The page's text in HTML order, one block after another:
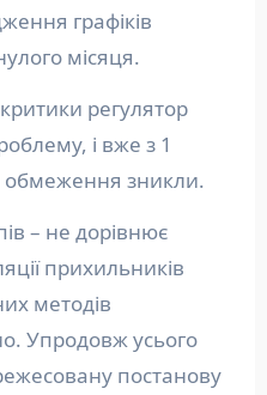
графіків
місяця.
регулятор
і вже з 1
обмеження зникли.
– не дорівнює
прихильників
методів
Упродовж усього
постанову